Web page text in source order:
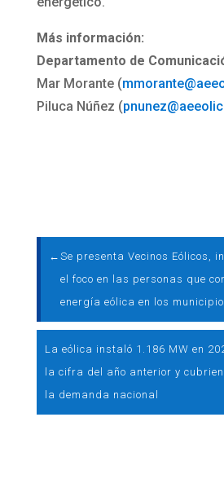
Más información:
Departamento de
Mar Morante (
Piluca Núñez (
← Se presenta Vecinos Eólicos,
el foco en las personas que
energía eólica en los
La eólica instaló 1.186 MW en
la cifra del año anterior y
la demanda nacional